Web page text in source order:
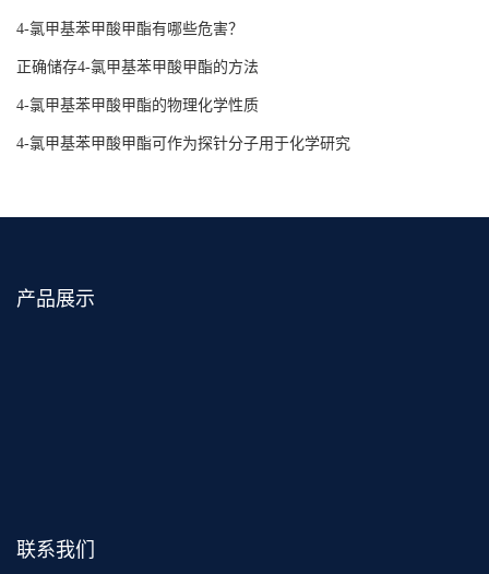
4-氯甲基苯甲酸甲酯有哪些危害？
正确储存4-氯甲基苯甲酸甲酯的方法
4-氯甲基苯甲酸甲酯的物理化学性质
4-氯甲基苯甲酸甲酯可作为探针分子用于化学研究
产品展示
联系我们